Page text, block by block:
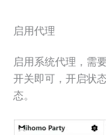
启用代理
启用系统代理，需
开关即可，开启状
态。